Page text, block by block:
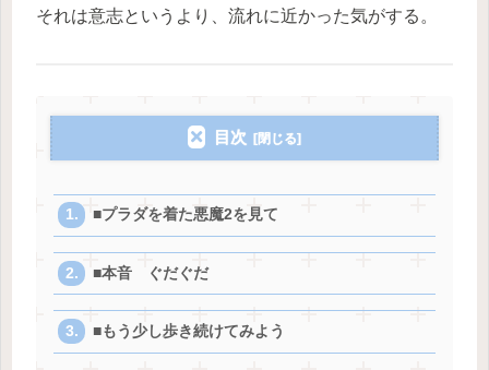
それは意志というより、流れに近かった気がする。
目次
■プラダを着た悪魔2を見て
■本音 ぐだぐだ
■もう少し歩き続けてみよう